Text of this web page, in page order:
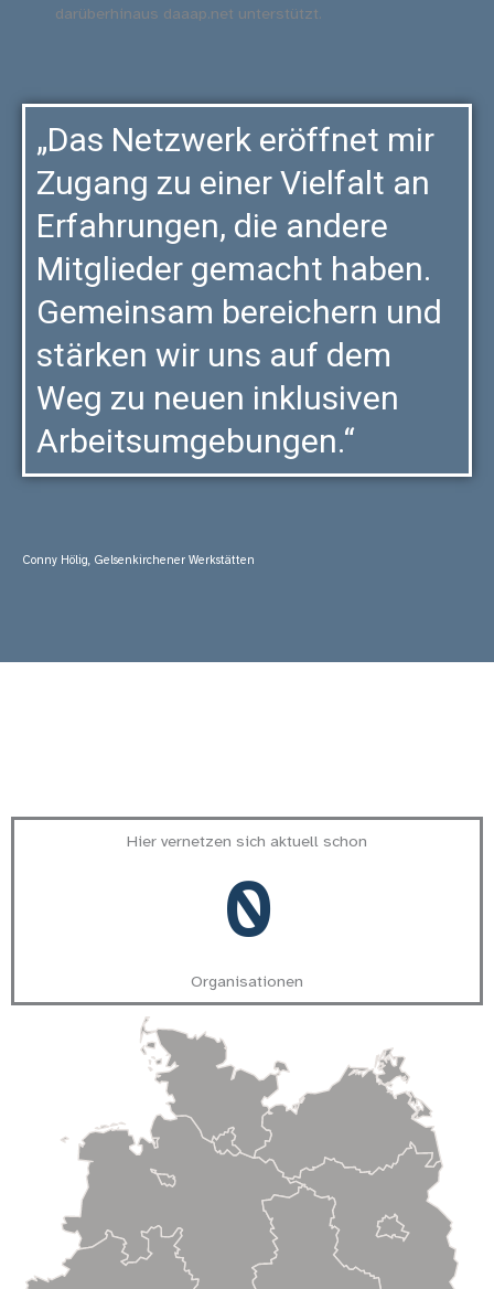
darüberhinaus daaap.net unterstützt.
„Das Netzwerk eröffnet mir
Zugang zu einer Vielfalt an
Erfahrungen, die andere
Mitglieder gemacht haben.
Gemeinsam bereichern und
stärken wir uns auf dem
Weg zu neuen inklusiven
Arbeitsumgebungen.“
Conny Hölig, Gelsenkirchener Werkstätten
Hier vernetzen sich aktuell schon
0
Organisationen